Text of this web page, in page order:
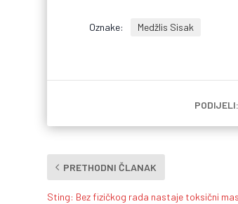
Oznake: Medžlis Sisak
PODIJELI:
PRETHODNI ČLANAK
Sting: Bez fizičkog rada nastaje toksični